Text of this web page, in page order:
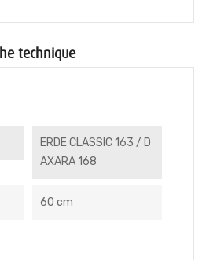
technique
ERDE CLASSIC 163 / D
AXARA 168
60 cm